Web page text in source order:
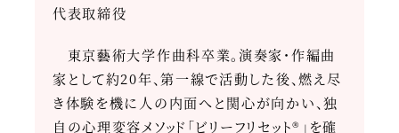
代表取締役
東京藝術大学作曲科卒業。演奏家・作編曲
家として約20年、第一線で活動した後、燃え尽
き体験を機に人の内面へと関心が向かい、独
自の心理変容メソッド「ビリーフリセット®」を確